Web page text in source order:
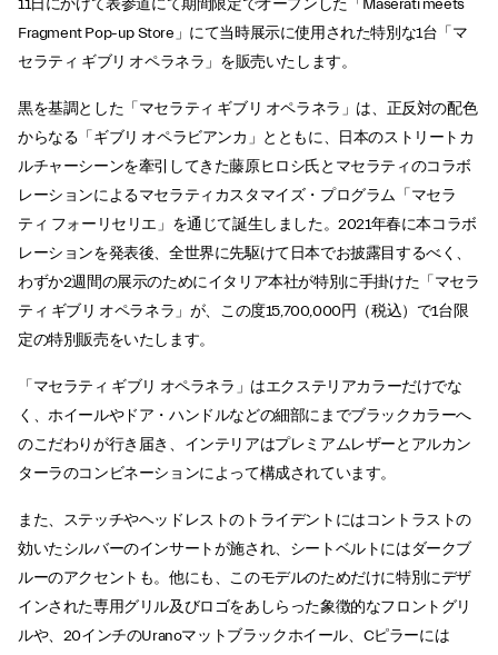
11日にかけて表参道にて期間限定でオープンした「Maserati meets
Fragment Pop-up Store」にて当時展示に使用された特別な1台「マ
セラティ ギブリ オペラネラ」を販売いたします。
黒を基調とした「マセラティ ギブリ オペラネラ」は、正反対の配色
からなる「ギブリ オペラビアンカ」とともに、日本のストリートカ
ルチャーシーンを牽引してきた藤原ヒロシ氏とマセラティのコラボ
レーションによるマセラティカスタマイズ・プログラム「マセラ
ティ フォーリセリエ」を通じて誕生しました。2021年春に本コラボ
レーションを発表後、全世界に先駆けて日本でお披露目するべく、
わずか2週間の展示のためにイタリア本社が特別に手掛けた「マセラ
ティ ギブリ オペラネラ」が、この度15,700,000円（税込）で1台限
定の特別販売をいたします。
「マセラティ ギブリ オペラネラ」はエクステリアカラーだけでな
く、ホイールやドア・ハンドルなどの細部にまでブラックカラーへ
のこだわりが行き届き、インテリアはプレミアムレザーとアルカン
ターラのコンビネーションによって構成されています。
また、ステッチやヘッドレストのトライデントにはコントラストの
効いたシルバーのインサートが施され、シートベルトにはダークブ
ルーのアクセントも。他にも、このモデルのためだけに特別にデザ
インされた専用グリル及びロゴをあしらった象徴的なフロントグリ
ルや、20インチのUranoマットブラックホイール、Cピラーには